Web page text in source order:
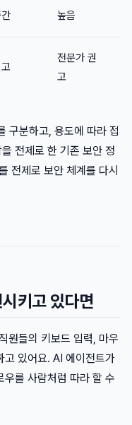
높음
전문가 권
고
구분하고, 용도에 따라 접
전제로 한 기존 보안 정
전제로 보안 체계를 다시
키고 있다면
원들의 키보드 입력, 마우
고 있어요. AI 에이전트가
를 사람처럼 따라 할 수